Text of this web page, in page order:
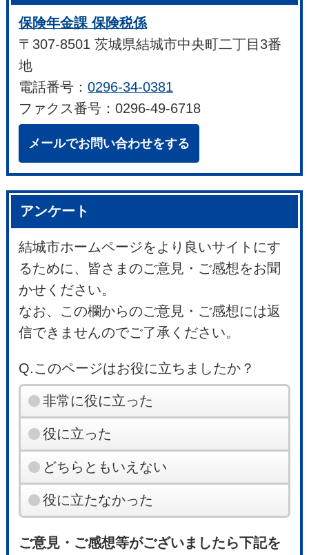
保険年金課 保険税係
〒307-8501 茨城県結城市中央町二丁目3番
地
電話番号：0296-34-0381
ファクス番号：0296-49-6718
メールでお問い合わせをする
アンケート
結城市ホームページをより良いサイトにす
るために、皆さまのご意見・ご感想をお聞
かせください。
なお、この欄からのご意見・ご感想には返
信できませんのでご了承ください。
Q.このページはお役に立ちましたか？
非常に役に立った
役に立った
どちらともいえない
役に立たなかった
ご意見・ご感想等がございましたら下記を